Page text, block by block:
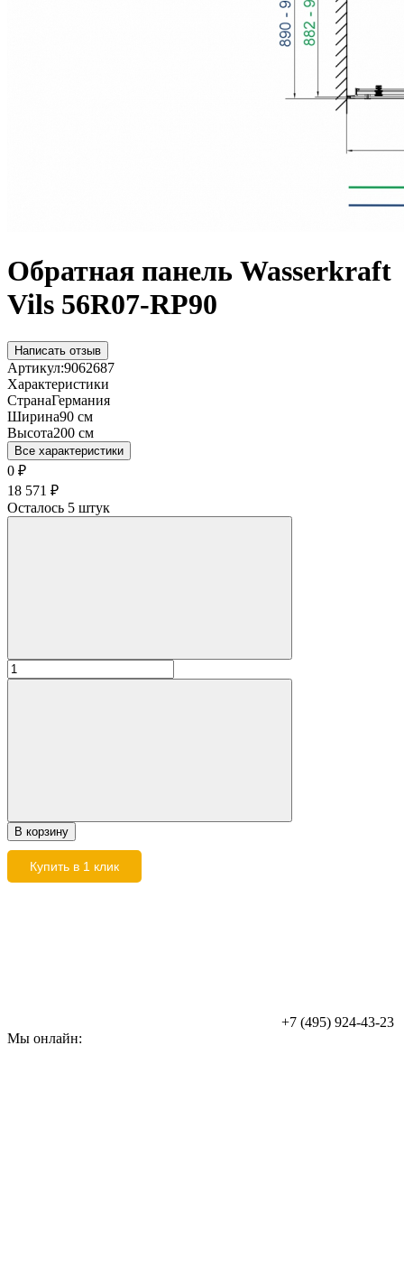
Обратная панель Wasserkraft
Vils 56R07-RP90
Написать отзыв
Артикул:9062687
Характеристики
СтранаГермания
Ширина90 см
Высота200 см
Все характеристики
0 ₽
18 571 ₽
Осталось 5 штук
В корзину
Купить в 1 клик
+7 (495) 924-43-23
Мы онлайн: